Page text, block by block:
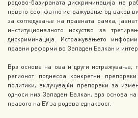
родово-базираната дискриминација на
првото сеопфатно истражување од ваков
за согледување на правната рамка,
институционалното искуство за
дискриминација. Истражувањето
правни реформи во Западен Балкан и
Врз основа на ова и други истражувања,
регионот поднесоа конкретни
политики, вклучувајќи препораки за
односи низ Западен Балкан, врз основа
правото на ЕУ за родова еднаквост.